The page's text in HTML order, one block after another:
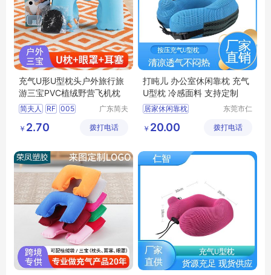
充气U形U型枕头户外旅行旅
游三宝PVC植绒野营飞机枕
简夫人 RF 005
广东简夫
限公司
￥ 2.70 拨打电话
打盹儿 办公室休闲靠枕 充气
U型枕 冷感面料 支持定制
居家休闲靠枕
透气型U型枕
东莞市仁
技有限公
￥ 20.00 拨打电话